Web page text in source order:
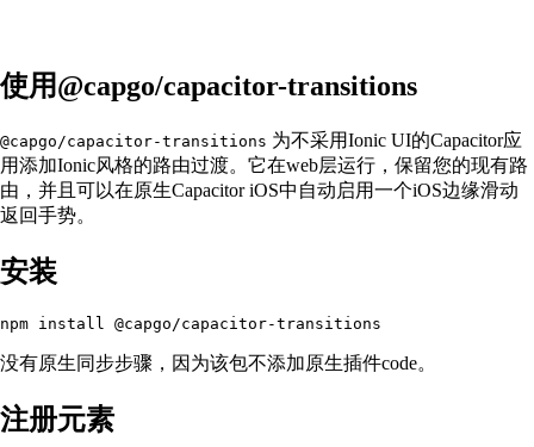
使用@capgo/capacitor-transitions
@capgo/capacitor-transitions 为不采用Ionic UI的Capacitor应
用添加Ionic风格的路由过渡。它在web层运行，保留您的现有路
由，并且可以在原生Capacitor iOS中自动启用一个iOS边缘滑动
返回手势。
安装
没有原生同步步骤，因为该包不添加原生插件code。
注册元素